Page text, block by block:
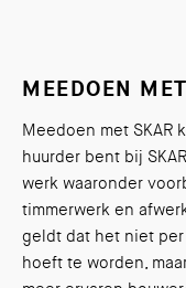
MEEDOEN
Meedoen met SKAR
huurder bent bij
werk waaronder
timmerwerk en
geldt dat het niet
hoeft te worden,